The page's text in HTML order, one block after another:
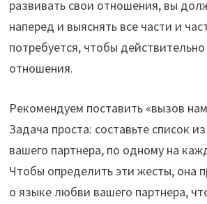
развивать свои отношения, вы
наперед и выяснять все части и
потребуется, чтобы
отношения.
Рекомендуем поставить «вызов
Задача проста: составьте список
вашего партнера, по одному на
Чтобы определить эти жесты, она
о языке любви вашего партнера,